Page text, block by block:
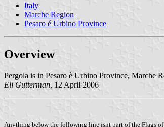
Italy
Marche Region
Pesaro é Urbino Province
Overview
Pergola is in Pesaro è Urbino Province, Marche
Eli Gutterman, 12 April 2006
Anything below the following line isnt part of the Flags